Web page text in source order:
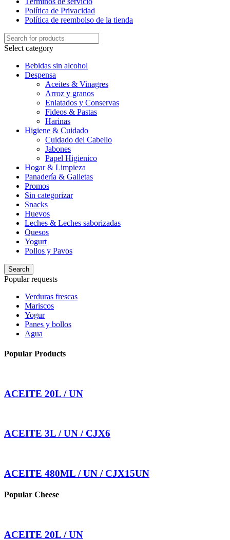
Política de Privacidad
Política de reembolso de la tienda
Select category
Bebidas sin alcohol
Despensa
Aceites & Vinagres
Arroz y granos
Enlatados y Conservas
Fideos & Pastas
Harinas
Higiene & Cuidado
Cuidado del Cabello
Jabones
Papel Higienico
Hogar & Limpieza
Panadería & Galletas
Promos
Sin categorizar
Snacks
Huevos
Leches & Leches saborizadas
Quesos
Yogurt
Pollos y Pavos
Search
Popular requests
Verduras frescas
Mariscos
Yogur
Panes y bollos
Agua
Popular Products
ACEITE 20L / UN
ACEITE 3L / UN / CJX6
ACEITE 480ML / UN / CJX15UN
Popular Cheese
ACEITE 20L / UN